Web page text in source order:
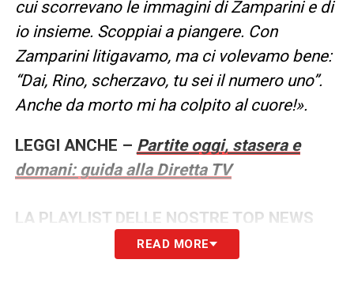
cui scorrevano le immagini di Zamparini e di
io insieme. Scoppiai a piangere. Con
Zamparini litigavamo, ma ci volevamo bene:
“Dai, Rino, scherzavo, tu sei il numero uno”.
Anche da morto mi ha colpito al cuore!».
LEGGI ANCHE – Partite oggi, stasera e
domani: guida alla Diretta TV
LA PLAYLIST DELLE NOSTRE TOP NEWS
READ MORE